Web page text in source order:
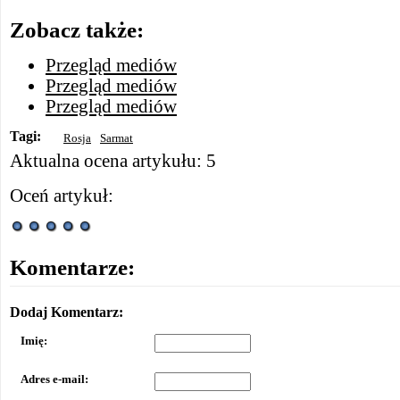
Zobacz także:
Przegląd mediów
Przegląd mediów
Przegląd mediów
Tagi: Rosja Sarmat
Aktualna ocena artykułu: 5
Oceń artykuł:
Komentarze:
Dodaj Komentarz:
Imię:
Adres e-mail: